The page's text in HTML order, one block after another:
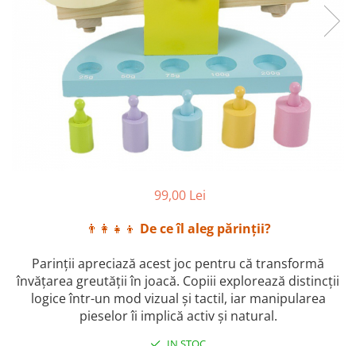
2–3 ani
Jucarii sub 59 lei
Carti & Activitati pentru Copii
Busy Book & Carti Interactive
Camera Copilului
Balansoare & Covorase de Joaca
Carusele & Jucarii pentru Patut
Corturi & Spatii de Joaca
99,00 Lei
👨‍👩‍👧‍👦 De ce îl aleg părinții?
Parinții apreciază acest joc pentru că transformă
învățarea greutății în joacă. Copiii explorează distincții
logice într-un mod vizual și tactil, iar manipularea
pieselor îi implică activ și natural.